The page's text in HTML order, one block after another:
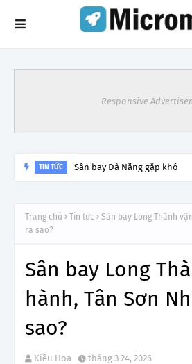
Responsive
TIN TỨC Sân bay Đà Nẵng gặp khó
Trang chủ Tin tức
Sân bay Long Thành
ra sao?
Sân bay Long
hành, Tân Sơn
sao?
Kiều Hoa tháng 3 24, 2026